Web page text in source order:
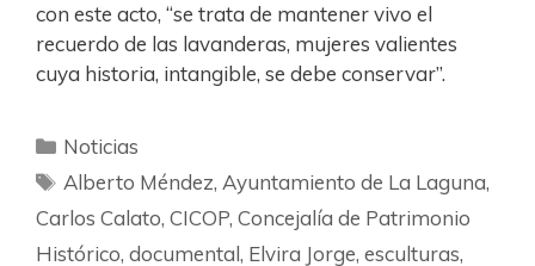
con este acto, “se trata de mantener vivo el
recuerdo de las lavanderas, mujeres valientes
cuya historia, intangible, se debe conservar”.
Noticias
Alberto Méndez,Ayuntamiento de La Laguna,
Carlos Calato, CICOP, Concejalía de Patrimonio
Histórico, documental, Elvira Jorge, esculturas,